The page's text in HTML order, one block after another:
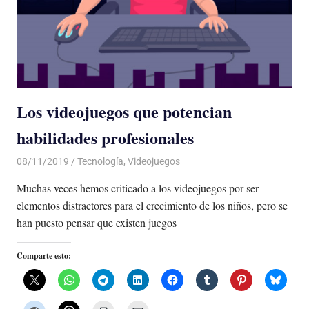
Los videojuegos que potencian
habilidades profesionales
08/11/2019 De todo un Poco
Tecnología, Videojuegos
Muchas veces hemos criticado a los videojuegos por ser
elementos distractores para el crecimiento de los niños, pero se
han puesto pensar que existen juegos
Comparte esto: